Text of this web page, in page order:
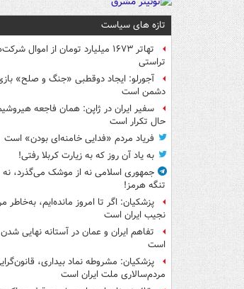
تازه های سیاست
تهاتر ۱۶۷۳ میلیارد تومان از اموال
تراستی
آجورلو: ایجاد دوقطبی «جنگ و صلح‌»
دشمن است
سفیر ایران در ژاپن: همان فاجعه
حال تکرار است
فریاد مردم «فدایی خامنه‌ای بودن» است
به یاد آن روز که به زیارت کربلا رفتی!
جمهوری اسلامی نه از موشک می‌گذرد، نه
تنگه هرمز!
پزشکیان: اگر تا امروز مانده‌ایم، به‌خاطر
نجیب ایران است
تفاهم ایران و عمان در آستانه نهایی شدن
است
پزشکیان: مشروطه نماد بیداری،
مردم‌سالاری ملت ایران است